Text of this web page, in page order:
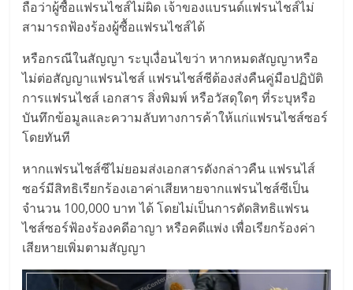
เปิด
ร้าน
ปรึกษา
ฟรี,
บริการ
พัฒนา
ถือว่าผู้ซื้อแฟรนไชส์ไม่ผิด เจ้าของแบรนด์แฟรนไชส์ไม่
สามารถฟ้องร้องผู้ซื้อแฟรนไชส์ได้
หรือกรณีในสัญญา ระบุเงื่อนไขว่า หากหมดสัญญาหรือ
ไม่ต่อสัญญาแฟรนไชส์ แฟรนไชส์ซีต้องส่งคืนคู่มือปฏิบัติ
การแฟรนไชส์ เอกสาร สิ่งพิมพ์ หรือวัสดุใดๆ ที่ระบุหรือ
บันทึกข้อมูลและความลับทางการค้าให้แก่แฟรนไชส์ซอร์
โดยทันที
หากแฟรนไชส์ซีไม่ยอมส่งเอกสารดังกล่าวคืน แฟรนไส์
ซอร์มีสิทธิเรียกร้องเอาค่าเสียหายจากแฟรนไชส์ซีเป็น
จำนวน 100,000 บาท ได้ โดยไม่เป็นการตัดสิทธิแฟรน
ไชส์ซอร์ฟ้องร้องคดีอาญา หรือคดีแพ่ง เพื่อเรียกร้องค่า
เสียหายเพิ่มตามสัญญา